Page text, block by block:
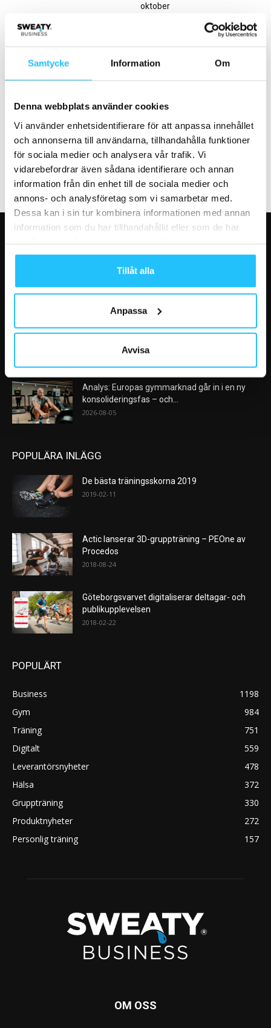
Samtycke Information Om
Denna webbplats använder cookies
Vi använder enhetsidentifierare för att anpassa innehållet
och annonserna till användarna, tillhandahålla funktioner
för sociala medier och analysera vår trafik. Vi
vidarebefordrar även sådana identifierare och annan
information från din enhet till de sociala medier och
annons- och analysföretag som vi samarbetar med.
Dessa kan i sin tur kombinera informationen med annan
information som du har tillhandahållit eller som de har
Tillåt alla
Anpassa
Avvisa
oktober
Business Business
WeightTrainer – med Andreas
Stenberg och Oscar Jansson
VÅRA FAVORITER
Nike satsar på hybridträning när Hyrox formar
2026-08-07
AI kommer aldrig kunna ersätta en frukost
Analys: Europas gymmarknad går in i en ny
konsolideringsfas – och...
2026-08-05
POPULÄRA INLÄGG
De bästa träningsskorna 2019
2019-02-11
Actic lanserar 3D-gruppträning – PEOne av
Procedos
2018-08-24
Göteborgsvarvet digitaliserar deltagar- och
publikupplevelsen
2018-02-22
POPULÄRT
Business
1198
Gym
984
Träning
751
Digitalt
559
Leverantörsnyheter
478
Hälsa
372
Gruppträning
330
Produktnyheter
272
Personlig träning
157
OM OSS